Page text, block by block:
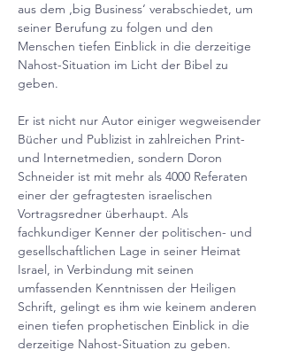
aus dem ‚big Business‘ verabschiedet, um
seiner Berufung zu folgen und den
Menschen tiefen Einblick in die derzeitige
Nahost-Situation im Licht der Bibel zu
geben.
Er ist nicht nur Autor einiger wegweisender
Bücher und Publizist in zahlreichen Print-
und Internetmedien, sondern Doron
Schneider ist mit mehr als 4000 Referaten
einer der gefragtesten israelischen
Vortragsredner überhaupt. Als
fachkundiger Kenner der politischen- und
gesellschaftlichen Lage in seiner Heimat
Israel, in Verbindung mit seinen
umfassenden Kenntnissen der Heiligen
Schrift, gelingt es ihm wie keinem anderen
einen tiefen prophetischen Einblick in die
derzeitige Nahost-Situation zu geben.